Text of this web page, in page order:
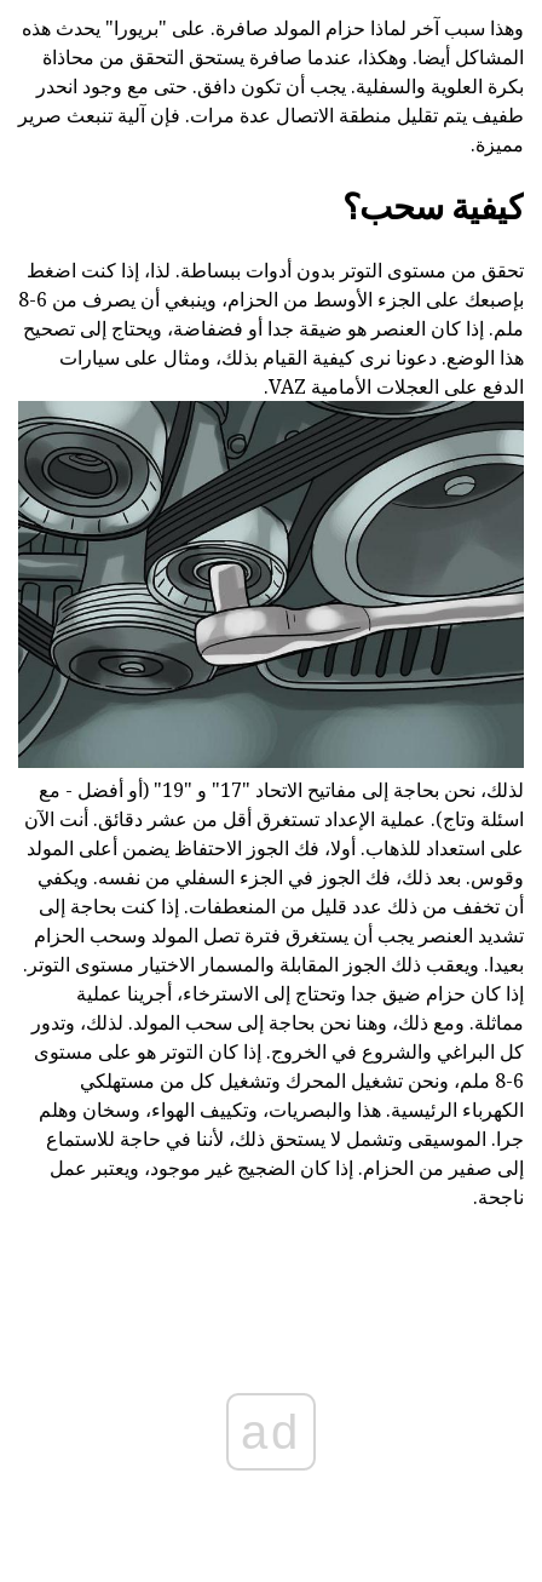
وهذا سبب آخر لماذا حزام المولد صافرة. على "بريورا" يحدث هذه
المشاكل أيضا. وهكذا، عندما صافرة يستحق التحقق من محاذاة
بكرة العلوية والسفلية. يجب أن تكون دافق. حتى مع وجود انحدر
طفيف يتم تقليل منطقة الاتصال عدة مرات. فإن آلية تنبعث صرير
مميزة.
كيفية سحب؟
تحقق من مستوى التوتر بدون أدوات ببساطة. لذا، إذا كنت اضغط
بإصبعك على الجزء الأوسط من الحزام، وينبغي أن يصرف من 6-8
ملم. إذا كان العنصر هو ضيقة جدا أو فضفاضة، ويحتاج إلى تصحيح
هذا الوضع. دعونا نرى كيفية القيام بذلك، ومثال على سيارات
الدفع على العجلات الأمامية VAZ.
لذلك، نحن بحاجة إلى مفاتيح الاتحاد "17" و "19" (أو أفضل - مع
اسئلة وتاج). عملية الإعداد تستغرق أقل من عشر دقائق. أنت الآن
على استعداد للذهاب. أولا، فك الجوز الاحتفاظ يضمن أعلى المولد
وقوس. بعد ذلك، فك الجوز في الجزء السفلي من نفسه. ويكفي
أن تخفف من ذلك عدد قليل من المنعطفات. إذا كنت بحاجة إلى
تشديد العنصر يجب أن يستغرق فترة تصل المولد وسحب الحزام
بعيدا. ويعقب ذلك الجوز المقابلة والمسمار الاختيار مستوى التوتر.
إذا كان حزام ضيق جدا وتحتاج إلى الاسترخاء، أجرينا عملية
مماثلة. ومع ذلك، وهنا نحن بحاجة إلى سحب المولد. لذلك، وتدور
كل البراغي والشروع في الخروج. إذا كان التوتر هو على مستوى
6-8 ملم، ونحن تشغيل المحرك وتشغيل كل من مستهلكي
الكهرباء الرئيسية. هذا والبصريات، وتكييف الهواء، وسخان وهلم
جرا. الموسيقى وتشمل لا يستحق ذلك، لأننا في حاجة للاستماع
إلى صفير من الحزام. إذا كان الضجيج غير موجود، ويعتبر عمل
ناجحة.
ad